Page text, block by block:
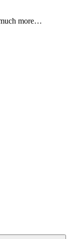
more…